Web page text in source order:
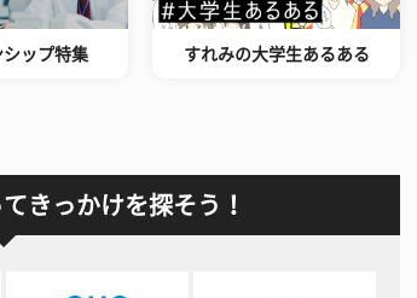
ップ特集 すれみの大学生あるある
きっかけを探そう！